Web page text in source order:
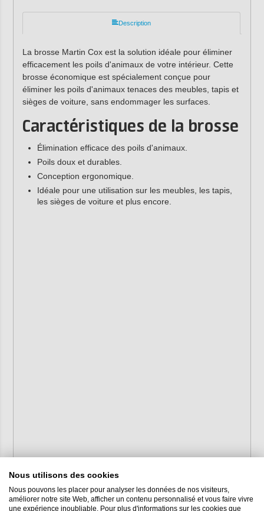
Description
La brosse Martin Cox est la solution idéale pour éliminer
efficacement les poils d'animaux de votre intérieur. Cette
brosse économique est spécialement conçue pour
éliminer les poils d'animaux tenaces des meubles, tapis et
sièges de voiture, sans endommager les surfaces.
Caractéristiques de la brosse
Élimination efficace des poils d'animaux.
Poils doux et durables.
Conception ergonomique.
Idéale pour une utilisation sur les meubles, les tapis,
les sièges de voiture et plus encore.
Nous utilisons des cookies
Nous pouvons les placer pour analyser les données de nos visiteurs,
améliorer notre site Web, afficher un contenu personnalisé et vous faire vivre
une expérience inoubliable. Pour plus d'informations sur les cookies que